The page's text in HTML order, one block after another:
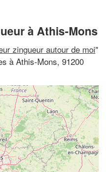
à Athis-Mons
zingueur autour de moi"
à Athis-Mons, 91200